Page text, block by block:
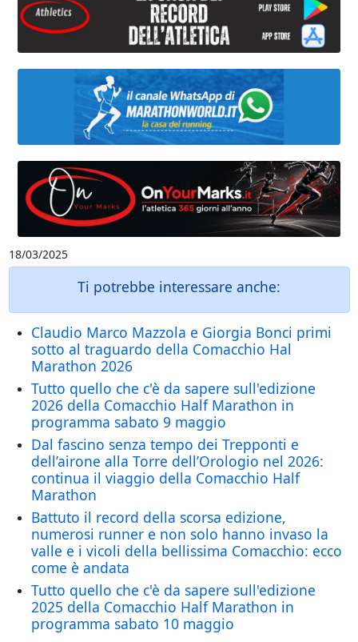
18/03/2025
Ti potrebbe interessare anche:
Claudio Marco Mazzola e Giorgia Bonci primi
sotto al traguardo della Comacchio Hal
Marathon 2026
Tutto quello che c'è da sapere sull'edizione
2026 della Comacchio Half Marathon in
programma sabato 9 maggio
Dal fascino senza tempo dei Trepponti e
dell’airone alla Torre dell’Orologio nel 2026:
continua il viaggio della Comacchio Half
Marathon
Battuto il record della scorsa edizione,
numerosi runner e non solo hanno invaso la
valle e i vicoli della bellissima Comacchio: ecco
come è andata
Tutto quello che c'è da sapere sull'edizione
2025 della Comacchio Half Marathon in
programma sabato 10 maggio